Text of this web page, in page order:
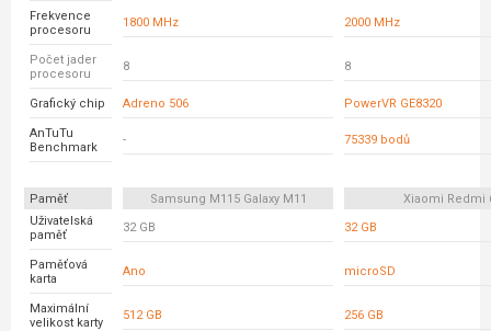
Frekvence
procesoru
1800 MHz 2000 MHz
Počet jader
procesoru
8 8
Grafický chip Adreno 506 PowerVR GE8320
AnTuTu
Benchmark
- 75339 bodů
Paměť Samsung M115 Galaxy M11
Xiaomi Redmi
Uživatelská
paměť
32 GB 32 GB
Paměťová
karta
Ano microSD
Maximální
velikost karty
512 GB 256 GB